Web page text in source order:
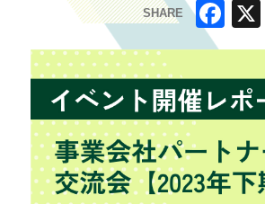
SHARE
F
a
c
e
b
o
X